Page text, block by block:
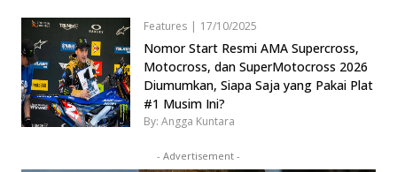
Features | 17/10/2025
Nomor Start Resmi AMA Supercross,
Motocross, dan SuperMotocross 2026
Diumumkan, Siapa Saja yang Pakai Plat
#1 Musim Ini?
By: Angga Kuntara
- Advertisement -